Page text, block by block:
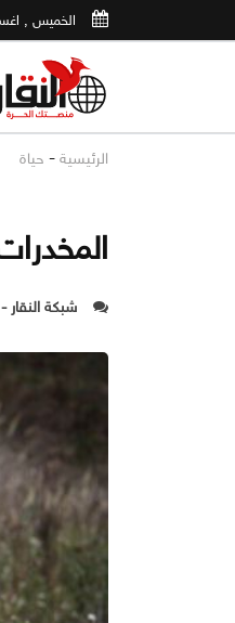
الخميس , اغسطس
الرئيسية - حياة
شبكة النقار